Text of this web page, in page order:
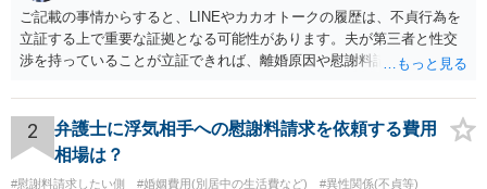
ご記載の事情からすると、LINEやカカオトークの履歴は、不貞行為を
立証する上で重要な証拠となる可能性があります。夫が第三者と性交
渉を持っていることが立証できれば、離婚原因や慰謝料請求を検討す
性的関係を継続しているのであれば、その期間や回数が分かる資料は
できるだけ保存しておくことをお勧めいたします。 他方、「夫に不貞
がある＝財産分与でも多くもらえる」「当然に親権を取得できる」と
いう関係にはありません。まず、財産分与は、基本的には夫婦が婚姻
2
弁護士に浮気相手への慰謝料請求を依頼する費用
相場は？
#慰謝料請求したい側 #婚姻費用(別居中の生活費など)
#異性関係(不貞等)